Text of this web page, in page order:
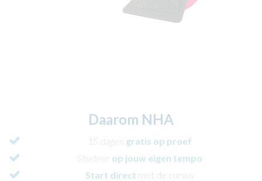
Daarom NHA
15 dagen gratis op proef
Studeer op jouw eigen tempo
Start direct met de cursus